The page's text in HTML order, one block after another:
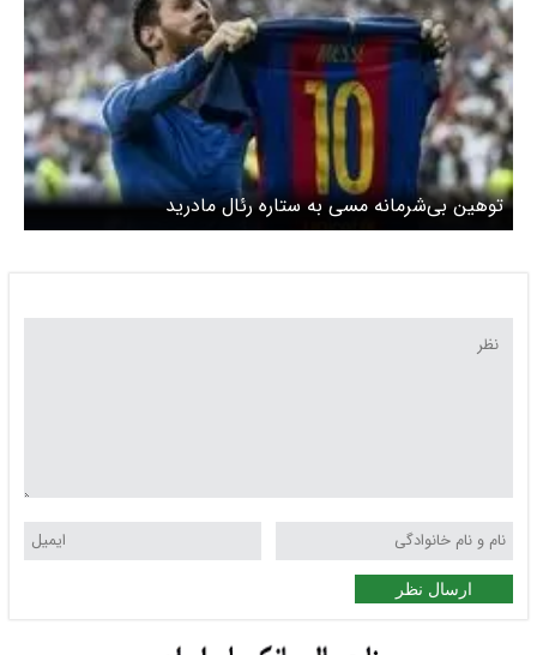
توهین بی‌شرمانه مسی به ستاره رئال مادرید
ارسال نظر